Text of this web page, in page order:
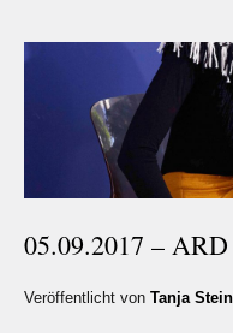
05.09.2017 –
Veröffentlicht von Tanja